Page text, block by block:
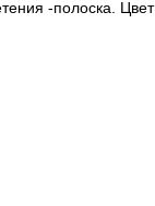
-полоска. Цвет